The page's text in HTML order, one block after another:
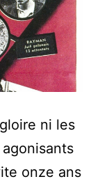
ni les
onze ans